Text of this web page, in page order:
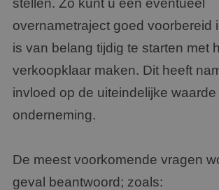
stellen. Zo kunt u een eventueel
overnametraject goed voorbereid
is van belang tijdig te starten met
verkoopklaar maken. Dit heeft
invloed op de uiteindelijke
onderneming.
De meest voorkomende vragen
geval beantwoord; zoals: